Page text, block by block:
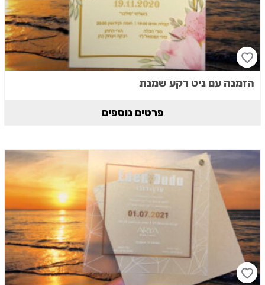
הזמנה עם ניט רקע שמנת
פרטים נוספים